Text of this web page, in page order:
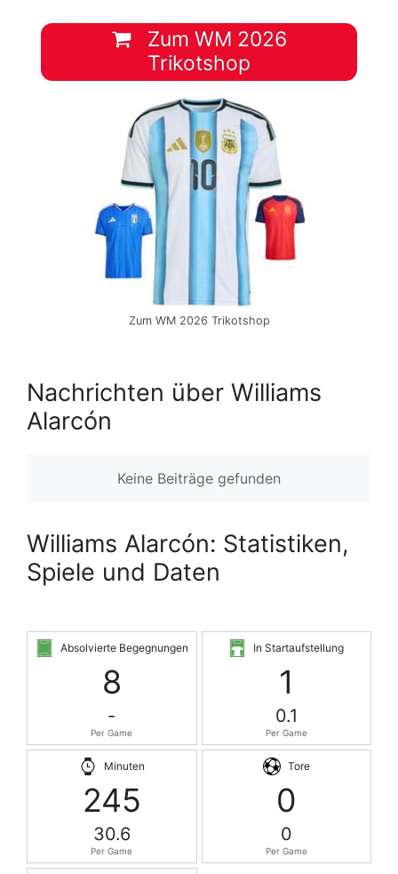
Zum WM 2026
Trikotshop
Zum WM 2026 Trikotshop
Nachrichten über Williams
Alarcón
Keine Beiträge gefunden
Williams Alarcón: Statistiken,
Spiele und Daten
Absolvierte Begegnungen
8
-
Per Game
In Startaufstellung
1
0.1
Per Game
Minuten
245
30.6
Per Game
Tore
0
0
Per Game